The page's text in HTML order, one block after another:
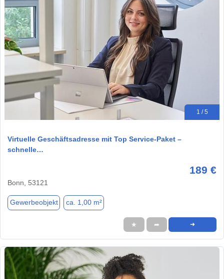
1 / 5
Virtuelle Geschäftsadresse mit Top Service-Paket –
schnelle…
189 €
Bonn, 53121
Gewerbeobjekt ca. 1,00 m²
★ ➦ ➜